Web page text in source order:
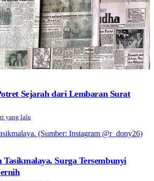
Sejarah dari Lembaran Surat
yang lalu
Tasikmalaya, Surga Tersembunyi